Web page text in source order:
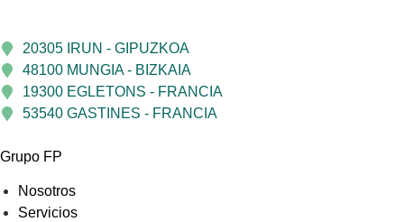
20305 IRUN - GIPUZKOA
48100 MUNGIA - BIZKAIA
19300 EGLETONS - FRANCIA
53540 GASTINES - FRANCIA
Grupo FP
Nosotros
Servicios